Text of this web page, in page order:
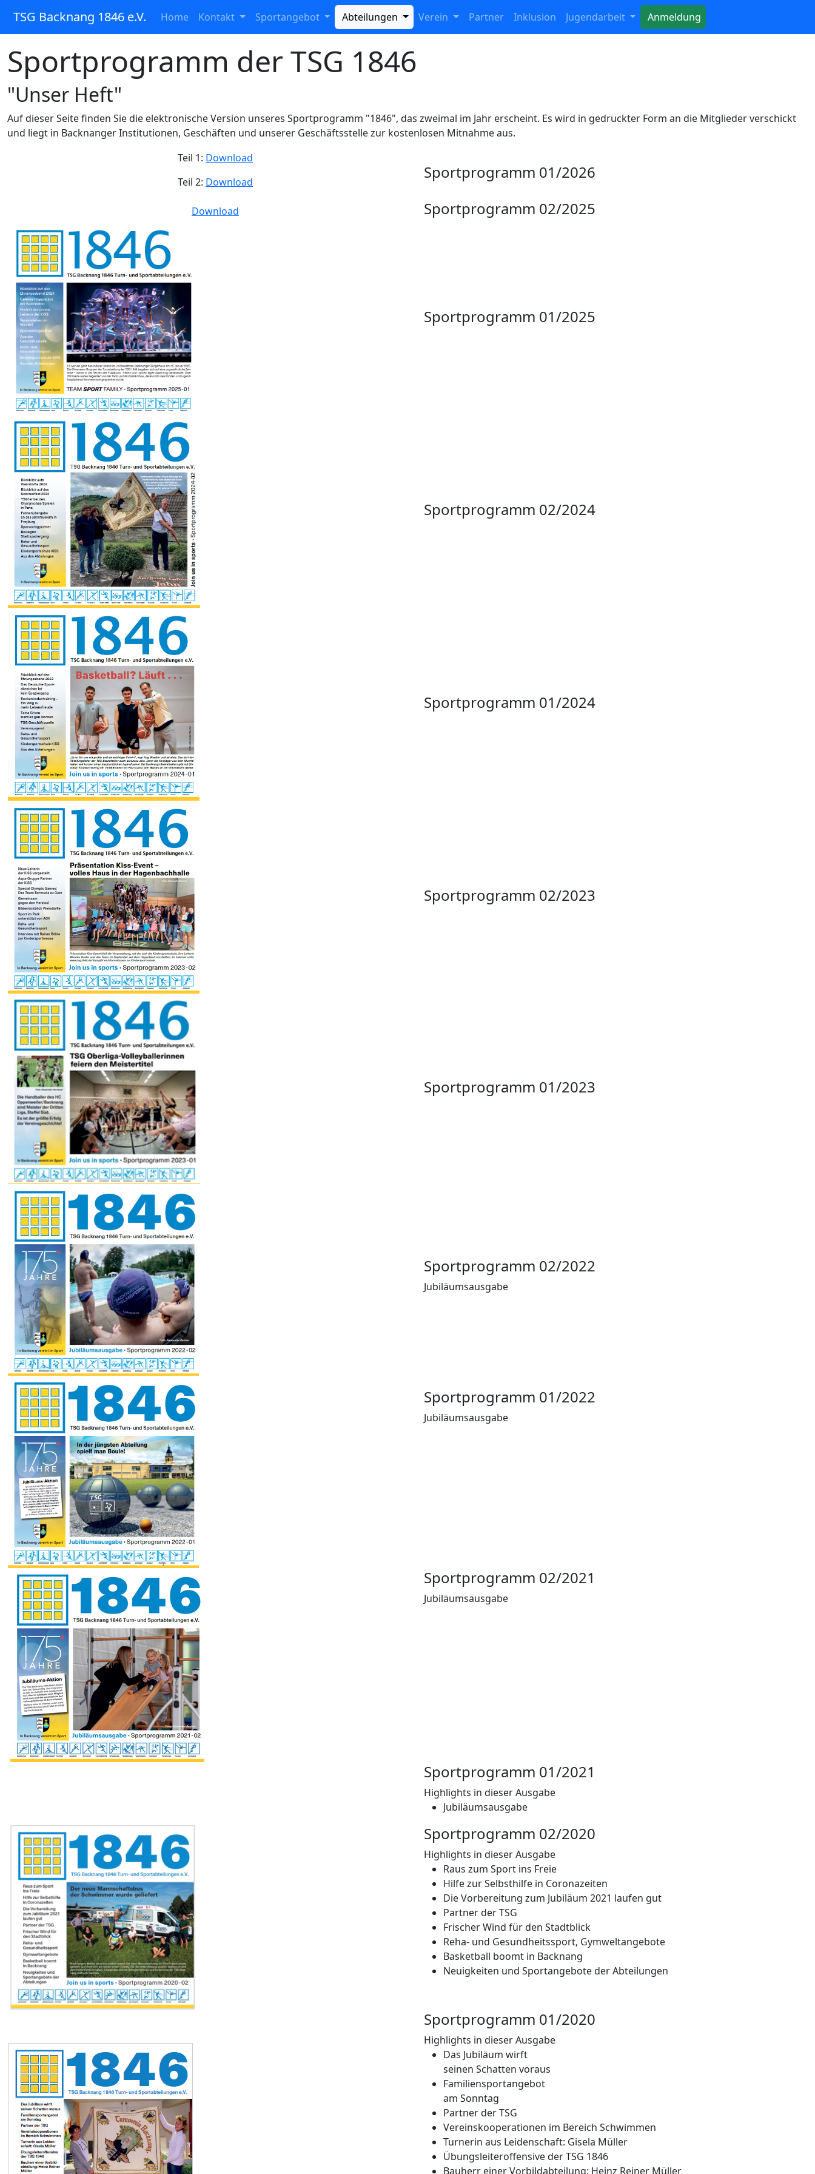
TSG Backnang 1846 e.V. Home(current)
Kontakt Sportangebot Abteilungen Verein Partner Inklusion Jugendarbeit Anmeldung
Sportprogramm der TSG 1846
"Unser Heft"
Auf dieser Seite finden Sie die elektronische Version unseres Sportprogramm "1846", das zweimal im Jahr erscheint. Es wird in gedruckter Form an die Mitglieder verschickt
und liegt in Backnanger Institutionen, Geschäften und unserer Geschäftsstelle zur kostenlosen Mitnahme aus.
Teil 1: Download
Teil 2: Download Sportprogramm 01/2026
Download Sportprogramm 02/2025
Sportprogramm 01/2025
Sportprogramm 02/2024
Sportprogramm 01/2024
Sportprogramm 02/2023
Sportprogramm 01/2023
Sportprogramm 02/2022
Jubiläumsausgabe
Sportprogramm 01/2022
Jubiläumsausgabe
Sportprogramm 02/2021
Jubiläumsausgabe
Sportprogramm 01/2021
Highlights in dieser Ausgabe
Jubiläumsausgabe
Sportprogramm 02/2020
Highlights in dieser Ausgabe
Raus zum Sport ins Freie
Hilfe zur Selbsthilfe in Coronazeiten
Die Vorbereitung zum Jubiläum 2021 laufen gut
Partner der TSG
Frischer Wind für den Stadtblick
Reha- und Gesundheitssport, Gymweltangebote
Basketball boomt in Backnang
Neuigkeiten und Sportangebote der Abteilungen
Sportprogramm 01/2020
Highlights in dieser Ausgabe
Das Jubiläum wirft
seinen Schatten voraus
Familiensportangebot
am Sonntag
Partner der TSG
Vereinskooperationen im Bereich Schwimmen
Turnerin aus Leidenschaft: Gisela Müller
Übungsleiteroffensive der TSG 1846
Bauherr einer Vorbildabteilung: Heinz Reiner Müller